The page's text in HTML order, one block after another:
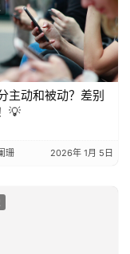
主动和被动？差别
💡
珊 2026年 1月 5日